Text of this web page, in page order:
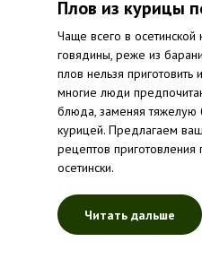
Плов из курицы
Чаще всего в осетинской
говядины, реже из
плов нельзя приготовить
многие люди
блюда, заменяя тяжелую
курицей. Предлагаем
рецептов
осетински.
Читать дальше